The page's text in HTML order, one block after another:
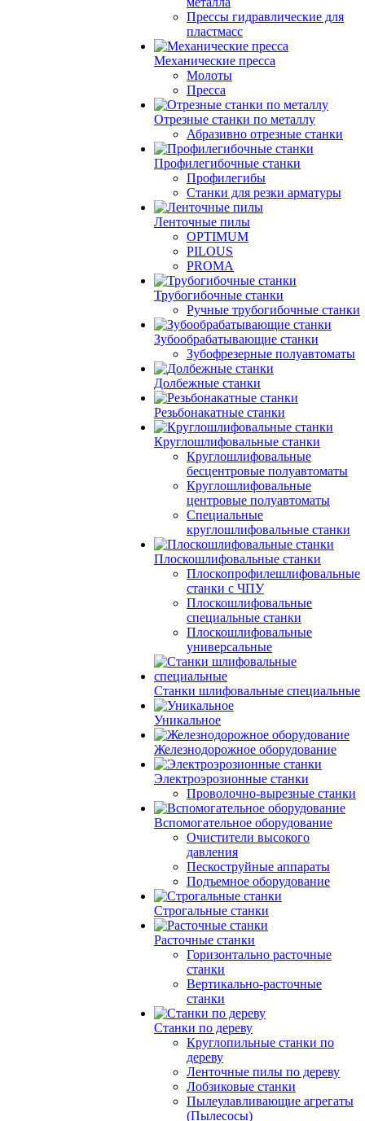
Прессы гидравлические для
пластмасс
Механические пресса
Молоты
Пресса
Отрезные станки по металлу
Абразивно отрезные станки
Профилегибочные станки
Профилегибы
Станки для резки арматуры
Ленточные пилы
OPTIMUM
PILOUS
PROMA
Трубогибочные станки
Ручные трубогибочные станки
Зубообрабатывающие станки
Зубофрезерные полуавтоматы
Долбежные станки
Резьбонакатные станки
Круглошлифовальные станки
Круглошлифовальные
бесцентровые полуавтоматы
Круглошлифовальные
центровые полуавтоматы
Специальные
круглошлифовальные станки
Плоскошлифовальные станки
Плоскопрофилешлифовальные
станки с ЧПУ
Плоскошлифовальные
специальные станки
Плоскошлифовальные
универсальные
Станки шлифовальные специальные
Уникальное
Железнодорожное оборудование
Электроэрозионные станки
Проволочно-вырезные станки
Вспомогательное оборудование
Очистители высокого
давления
Пескоструйные аппараты
Подъемное оборудование
Строгальные станки
Расточные станки
Горизонтально расточные
станки
Вертикально-расточные
станки
Станки по дереву
Круглопильные станки по
дереву
Ленточные пилы по дереву
Лобзиковые станки
Пылеулавливающие агрегаты
(Пылесосы)